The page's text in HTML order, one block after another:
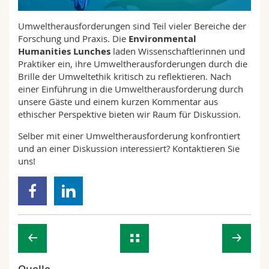
Math.-Nat. und Med. Fak.
Interfakultär
Mitarbeitende
Doktorierende
Webmail
Vorlesungsverzeichnis
MyUnifr
Umweltherausforderungen sind Teil vieler Bereiche der
Forschung und Praxis. Die Environmental
Humanities Lunches laden Wissenschaftlerinnen und
Praktiker ein, ihre Umweltherausforderungen durch die
Brille der Umweltethik kritisch zu reflektieren. Nach
einer Einführung in die Umweltherausforderung durch
unsere Gäste und einem kurzen Kommentar aus
ethischer Perspektive bieten wir Raum für Diskussion.
Selber mit einer Umweltherausforderung konfrontiert
und an einer Diskussion interessiert? Kontaktieren Sie
uns!